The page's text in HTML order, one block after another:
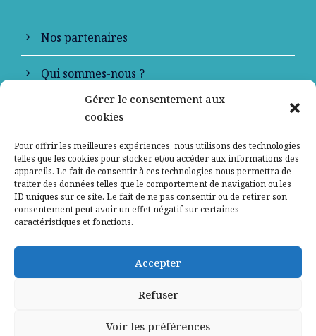
Gérer le consentement aux
cookies
Pour offrir les meilleures expériences, nous utilisons des technologies
telles que les cookies pour stocker et/ou accéder aux informations des
appareils. Le fait de consentir à ces technologies nous permettra de
traiter des données telles que le comportement de navigation ou les
ID uniques sur ce site. Le fait de ne pas consentir ou de retirer son
consentement peut avoir un effet négatif sur certaines
caractéristiques et fonctions.
Accepter
Refuser
Voir les préférences
Nos partenaires
Qui sommes-nous ?
Contactez-nous
Mentions légales
Politique de confidentialité